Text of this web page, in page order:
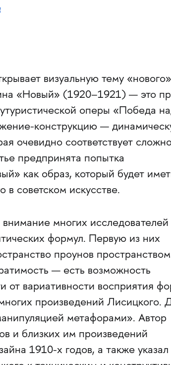
визуальную тему «нового»
«Новый» (1920–1921) — это
оперы «Победа
­конструкцию —
очевидно соответствует
предпринята попытка
как образ, который будет
в советском искусстве.
многих исследователей
формул. Первую из них
проунов пространством
— есть возможность
от вариативности восприятия
произведений Лисицкого.
метафорами». Автор
и близких им произведений
1910-х годов, а также указал